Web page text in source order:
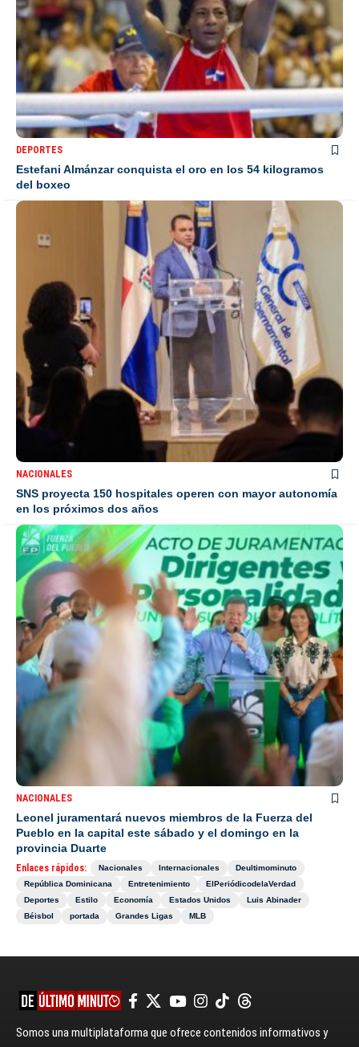
DEPORTES
Estefani Almánzar conquista el oro en los 54 kilogramos
del boxeo
NACIONALES
SNS proyecta 150 hospitales operen con mayor autonomía
en los próximos dos años
NACIONALES
Leonel juramentará nuevos miembros de la Fuerza del
Pueblo en la capital este sábado y el domingo en la
provincia Duarte
Enlaces rápidos: Nacionales Internacionales
Deultimominuto
República Dominicana
Entretenimiento
ElPeriódicodelaVerdad
Deportes
Estilo Economía Estados Unidos
Luis Abinader
Béisbol
portada Grandes Ligas MLB
Somos una multiplataforma que ofrece contenidos informativos y